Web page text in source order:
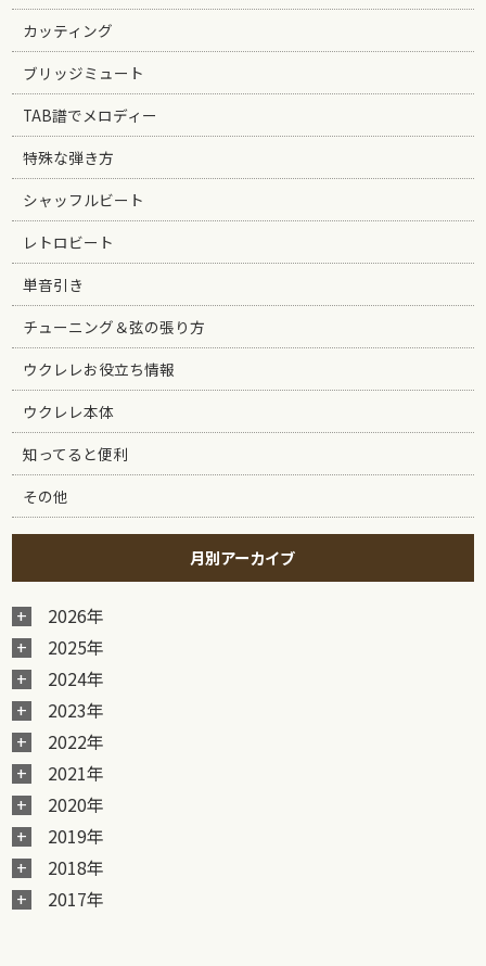
カッティング
ブリッジミュート
TAB譜でメロディー
特殊な弾き方
シャッフルビート
レトロビート
単音引き
チューニング＆弦の張り方
ウクレレお役立ち情報
ウクレレ本体
知ってると便利
その他
月別アーカイブ
2026年
2025年
2024年
2023年
2022年
2021年
2020年
2019年
2018年
2017年